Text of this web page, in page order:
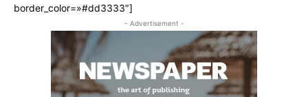
border_color=»#dd3333″]
- Advertisement -